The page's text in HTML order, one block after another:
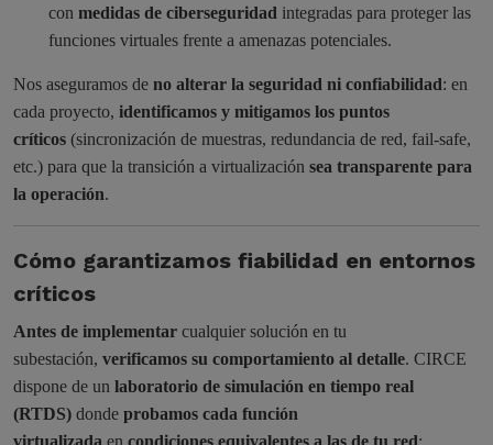
con medidas de ciberseguridad integradas para proteger las
funciones virtuales frente a amenazas potenciales.
Nos aseguramos de no alterar la seguridad ni confiabilidad: en
cada proyecto, identificamos y mitigamos los puntos
críticos (sincronización de muestras, redundancia de red, fail-safe,
etc.) para que la transición a virtualización sea transparente para
la operación.
Cómo garantizamos fiabilidad en entornos
críticos
Antes de implementar cualquier solución en tu
subestación, verificamos su comportamiento al detalle. CIRCE
dispone de un laboratorio de simulación en tiempo real
(RTDS) donde probamos cada función
virtualizada en condiciones equivalentes a las de tu red: